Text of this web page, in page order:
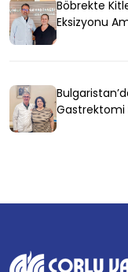
Böbrekte
Eksizyonu
Gastrektomi